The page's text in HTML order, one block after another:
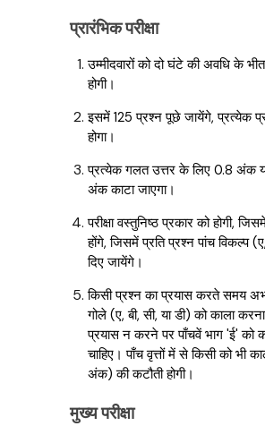
प्रारंभिक परीक्षा
उम्मीदवारों को दो घंटे की अवधि के
होगी।
इसमें 125 प्रश्न पूछे जायेंगे, प्रत्येक
होगा।
प्रत्येक गलत उत्तर के लिए 0.8 अंक
अंक काटा जाएगा।
परीक्षा वस्तुनिष्ठ प्रकार को होगी,
होंगे, जिसमें प्रति प्रश्न पांच विकल्प
दिए जायेंगे।
किसी प्रश्न का प्रयास करते समय
गोले (ए, बी, सी, या डी) को काला
प्रयास न करने पर पाँचवें भाग 'ई' को
चाहिए। पाँच वृत्तों में से किसी को भी
अंक) की कटौती होगी।
मुख्य परीक्षा